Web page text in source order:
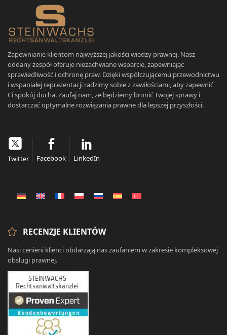
Zapewnianie klientom najwyższej jakości wiedzy prawnej. Nasz
oddany zespół oferuje niezachwiane wsparcie, zapewniając
sprawiedliwość i ochronę praw. Dzięki współczującemu przewodnictwu
i wspaniałej reprezentacji radzimy sobie z zawiłościami, aby zapewnić
Ci spokój ducha. Zaufaj nam, że będziemy bronić Twojej sprawy i
dostarczać optymalne rozwiązania prawne dla lepszej przyszłości.
Twitter Facebook LinkedIn
RECENZJE KLIENTÓW
Nasi cenieni klienci obdarzają nas zaufaniem w zakresie kompleksowej
obsługi prawnej.